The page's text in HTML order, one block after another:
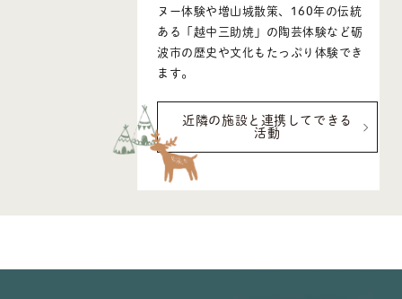
ヌー体験や増山城散策、160年の伝統
ある「越中三助焼」の陶芸体験など砺
波市の歴史や文化もたっぷり体験でき
ます。
近隣の施設と連携してできる
活動